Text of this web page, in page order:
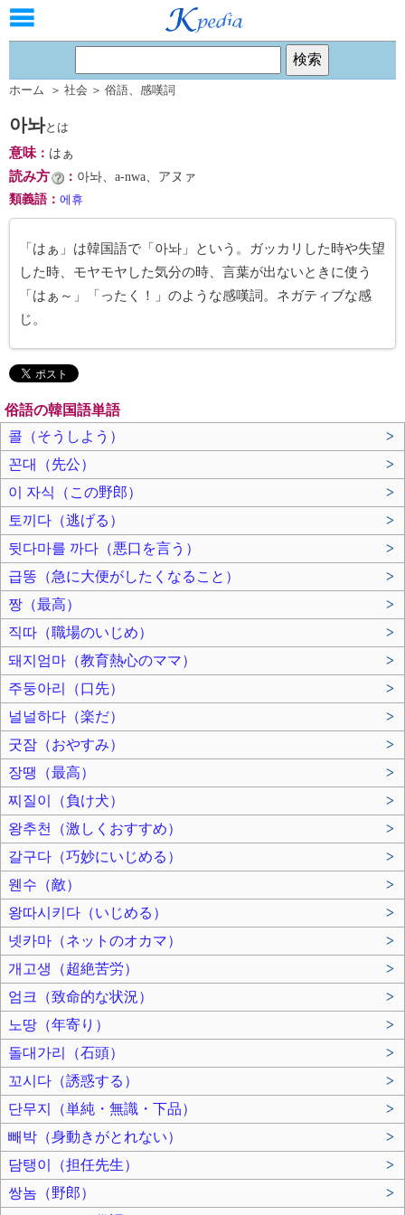
ホーム ＞ 社会 ＞ 俗語、 感嘆詞
아놔とは
意味： はぁ
読み方 ： 아놔、a-nwa、アヌァ
類義語 ： 에휴
「はぁ」は韓国語で「아놔」という。ガッカリした時や失望
した時、モヤモヤした気分の時、言葉が出ないときに使う
「はぁ～」「ったく！」のような感嘆詞。ネガティブな感
じ。
俗語の韓国語単語
콜（そうしよう）
>
꼰대（先公）
>
이 자식（この野郎）
>
토끼다（逃げる）
>
뒷다마를 까다（悪口を言う）
>
급똥（急に大便がしたくなること）
>
짱（最高）
>
직따（職場のいじめ）
>
돼지엄마（教育熱心のママ）
>
주둥아리（口先）
>
널널하다（楽だ）
>
굿잠（おやすみ）
>
장땡（最高）
>
찌질이（負け犬）
>
왕추천（激しくおすすめ）
>
갈구다（巧妙にいじめる）
>
웬수（敵）
>
왕따시키다（いじめる）
>
넷카마（ネットのオカマ）
>
개고생（超絶苦労）
>
엄크（致命的な状況）
>
노땅（年寄り）
>
돌대가리（石頭）
>
꼬시다（誘惑する）
>
단무지（単純・無識・下品）
>
빼박（身動きがとれない）
>
담탱이（担任先生）
>
쌍놈（野郎）
>